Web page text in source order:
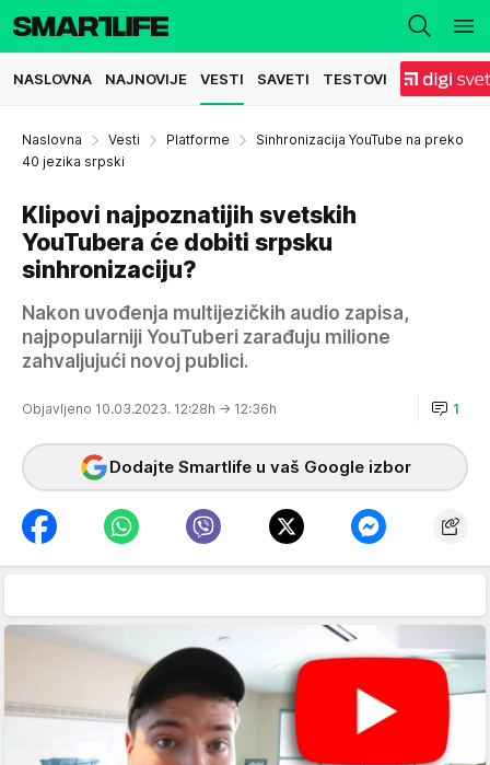
NASLOVNA NAJNOVIJE VESTI SAVETI TESTOVI
Naslovna Vesti Platforme
Sinhronizacija YouTube na preko
40 jezika srpski
Klipovi najpoznatijih svetskih
YouTubera će dobiti srpsku
sinhronizaciju?
Nakon uvođenja multijezičkih audio zapisa,
najpopularniji YouTuberi zarađuju milione
zahvaljujući novoj publici.
Objavljeno 10.03.2023. 12:28h → 12:36h 1
Dodajte Smartlife u vaš Google izbor